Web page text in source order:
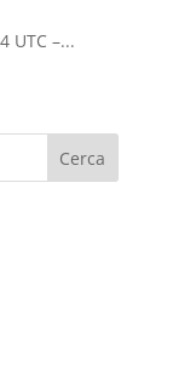
UTC –...